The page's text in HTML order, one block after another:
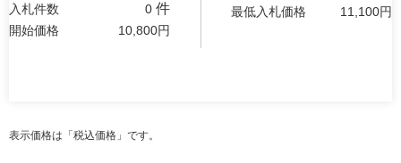
入札件数 0 件
開始価格 10,800円
最低入札価格
11,100円
表示価格は「税込価格」です。